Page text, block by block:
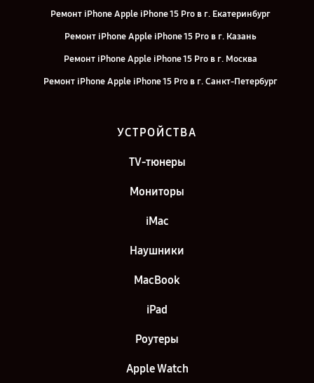
Ремонт iPhone Apple iPhone 15 Pro в г. Екатеринбург
Ремонт iPhone Apple iPhone 15 Pro в г. Казань
Ремонт iPhone Apple iPhone 15 Pro в г. Москва
Ремонт iPhone Apple iPhone 15 Pro в г. Санкт-Петербург
УСТРОЙСТВА
TV-тюнеры
Мониторы
iMac
Наушники
MacBook
iPad
Роутеры
Apple Watch